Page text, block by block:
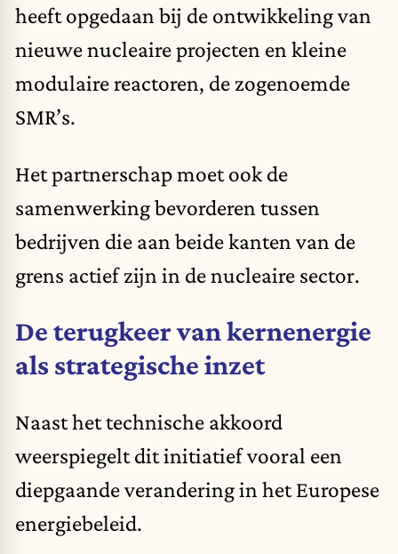
heeft opgedaan bij de ontwikkeling van
nieuwe nucleaire projecten en kleine
modulaire reactoren, de zogenoemde
SMR’s.
Het partnerschap moet ook de
samenwerking bevorderen tussen
bedrijven die aan beide kanten van de
grens actief zijn in de nucleaire sector.
De terugkeer van kernenergie
als strategische inzet
Naast het technische akkoord
weerspiegelt dit initiatief vooral een
diepgaande verandering in het Europese
energiebeleid.